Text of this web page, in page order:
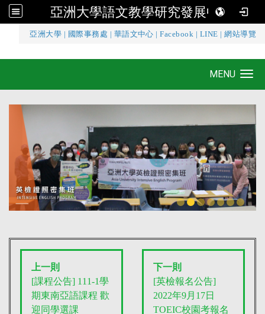
亞洲大學語文教學研究發展中心
亞洲大學 國際事務處 華語文中心 |Facebook LINE |網站導覽
亞洲大學語文教學研究發展中心
MENU
上一則
[課程公告] 111-1學
期東南亞語課程 歡
迎同學選課
下一則
[英檢報名公告]
2022年9月17日
TOEIC校園考報名